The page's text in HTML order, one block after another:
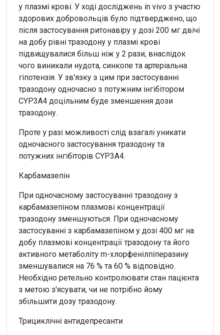
у плазмі крові. У ході досліджень in vivo з участю
здорових добровольців було підтверджено, що
після застосування ритонавіру у дозі 200 мг двічі
на добу рівні тразодону у плазмі крові
підвищувалися більш ніж у 2 рази, внаслідок
чого виникали нудота, синкопе та артеріальна
гіпотензія. У зв'язку з цим при застосуванні
тразодону одночасно з потужним інгібітором
CYP3A4 доцільним буде зменшення дози
тразодону.
Проте у разі можливості слід взагалі уникати
одночасного застосування тразодону та
потужних інгібіторів CYP3A4.
Карбамазепін
При одночасному застосуванні тразодону з
карбамазепіном плазмові концентрації
тразодону зменшуються. При одночасному
застосуванні з карбамазепіном у дозі 400 мг на
добу плазмові концентрації тразодону та його
активного метаболіту m-хлорфенілпіперазину
зменшувалися на 76 % та 60 % відповідно.
Необхідно ретельно контролювати стан пацієнта
з метою з'ясувати, чи не потрібно йому
збільшити дозу тразодону.
Трициклічні антидепресанти